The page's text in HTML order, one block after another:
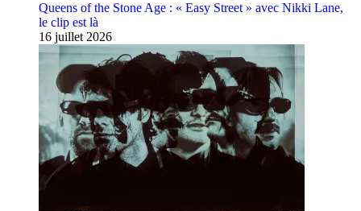
Queens of the Stone Age : « Easy Street » avec Nikki Lane,
le clip est là
16 juillet 2026